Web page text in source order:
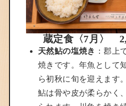
蔵定食〈7月〉
天然鮎の塩焼き ：郡上
焼きです。年魚として
ら初秋に旬を迎えます
鮎は骨や皮が柔らかく